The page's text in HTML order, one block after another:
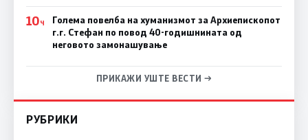
10Ч
Голема повелба на хуманизмот за Архиепископот
г.г. Стефан по повод 40-годишнината од
неговото замонашување
ПРИКАЖИ УШТЕ ВЕСТИ →
РУБРИКИ